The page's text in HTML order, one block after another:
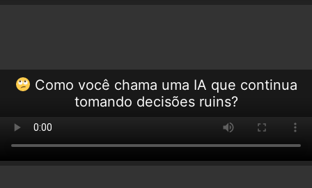
Como você chama uma IA que continua
tomando decisões ruins?